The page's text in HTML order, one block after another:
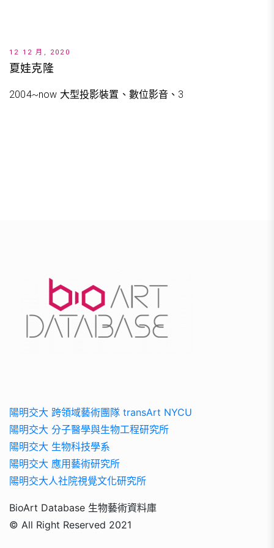
12 12 月, 2020
夏娃克隆
2004~now 大型投影裝置、數位影音、3
陽明交大 跨領域藝術團隊 transArt NYCU
陽明交大 分子醫學與生物工程研究所
陽明交大 生物科技學系
陽明交大 應用藝術研究所
陽明交大人社院視覺文化研究所
BioArt Database 生物藝術資料庫
© All Right Reserved 2021